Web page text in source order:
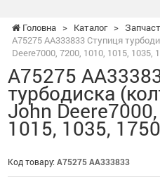
Головна > Каталог >
A75275 AA333833 Ступиця
Deere7000, 7200, 1010, 1015, 1035,
A75275
турбодиска
John
1015, 1035,
Код товару: A75275 AA333833